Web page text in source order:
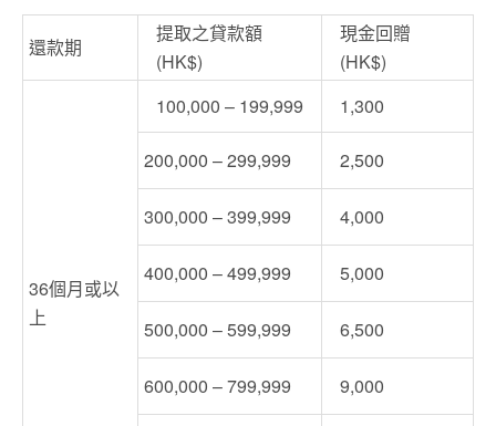
還款期
提取之貸款額
(HK$)
現金回贈
(HK$)
36個月或以
上
100,000 – 199,999 1,300
200,000 – 299,999 2,500
300,000 – 399,999 4,000
400,000 – 499,999 5,000
500,000 – 599,999 6,500
600,000 – 799,999 9,000